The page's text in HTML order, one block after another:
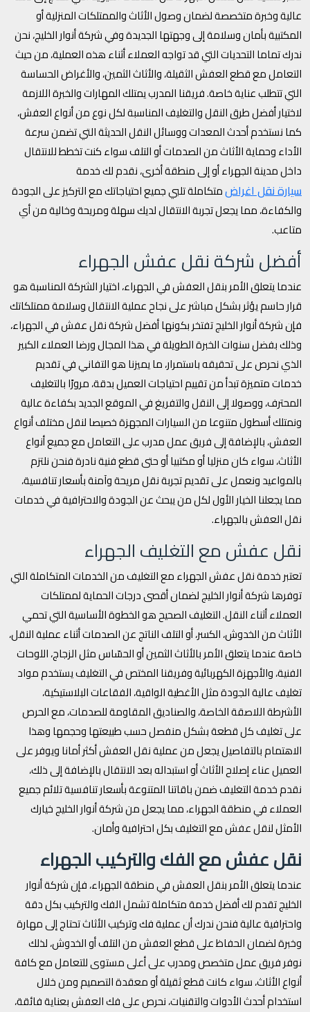
عالية وخبرة متخصصة لضمان وصول الأثاث والممتلكات المنزلية أو
المكتبية بأمان وسلامة إلى وجهتها الجديدة وفي شركة أنوار الخليج، نحن
ندرك تماما التحديات التي قد تواجه العملاء أثناء هذه العملية، من حيث
التعامل مع قطع العفش الثقيلة، والأثاث الثمين، والأغراض الحساسة
التي تتطلب عناية خاصة. فريقنا المدرب يمتلك المهارات والخبرة اللازمة
لاختيار أفضل طرق النقل والتغليف المناسبة لكل نوع من أنواع العفش،
كما نستخدم أحدث المعدات ووسائل النقل الحديثة التي تضمن سرعة
الأداء وحماية الأثاث من الصدمات أو التلف سواء كنت تخطط للانتقال
داخل مدينة الجهراء أو إلى منطقة أخرى، نقدم لك خدمة
سيارة نقل اغراضمتكاملة تلبي جميع احتياجاتك مع التركيز على الجودة
والكفاءة، مما يجعل تجربة الانتقال لديك سهلة ومريحة وخالية من أي
متاعب.
أفضل شركة نقل عفش الجهراء
عندما يتعلق الأمر بنقل العفش في الجهراء، اختيار الشركة المناسبة هو
قرار حاسم يؤثر بشكل مباشر على نجاح عملية الانتقال وسلامة ممتلكاتك
فإن شركة أنوار الخليج تفتخر بكونها أفضل شركة نقل عفش في الجهراء،
وذلك بفضل سنوات الخبرة الطويلة في هذا المجال ورضا العملاء الكبير
الذي نحرص على تحقيقه باستمرار، ما يميزنا هو التفاني في تقديم
خدمات متميزة تبدأ من تقييم احتياجات العميل بدقة، مرورًا بالتغليف
المحترف، ووصولا إلى النقل والتفريغ في الموقع الجديد بكفاءة عالية
ونمتلك أسطول متنوعا من السيارات المجهزة خصيصا لنقل مختلف أنواع
العفش، بالإضافة إلى فريق عمل مدرب على التعامل مع جميع أنواع
الأثاث، سواء كان منزليا أو مكتبيا أو حتى قطع فنية نادرة فنحن نلتزم
بالمواعيد ونعمل على تقديم تجربة نقل مريحة وآمنة بأسعار تنافسية،
مما يجعلنا الخيار الأول لكل من يبحث عن الجودة والاحترافية في خدمات
نقل العفش بالجهراء.
نقل عفش مع التغليف الجهراء
تعتبر خدمة نقل عفش الجهراء مع التغليف من الخدمات المتكاملة التي
توفرها شركة أنوار الخليج لضمان أقصى درجات الحماية لممتلكات
العملاء أثناء النقل. التغليف الصحيح هو الخطوة الأساسية التي تحمي
الأثاث من الخدوش، الكسر، أو التلف الناتج عن الصدمات أثناء عملية النقل،
خاصة عندما يتعلق الأمر بالأثاث الثمين أو الحسّاس مثل الزجاج، اللوحات
الفنية، والأجهزة الكهربائية وفريقنا المختص في التغليف يستخدم مواد
تغليف عالية الجودة مثل الأغطية الواقية، الفقاعات البلاستيكية،
الأشرطة اللاصقة الخاصة، والصناديق المقاومة للصدمات، مع الحرص
على تغليف كل قطعة بشكل منفصل حسب طبيعتها وحجمها وهذا
الاهتمام بالتفاصيل يجعل من عملية نقل العفش أكثر أمانا ويوفر على
العميل عناء إصلاح الأثاث أو استبداله بعد الانتقال بالإضافة إلى ذلك،
نقدم خدمة التغليف ضمن باقاتنا المتنوعة بأسعار تنافسية تلائم جميع
العملاء في منطقة الجهراء، مما يجعل من شركة أنوار الخليج خيارك
الأمثل لنقل عفش مع التغليف بكل احترافية وأمان.
نقل عفش مع الفك والتركيب الجهراء
عندما يتعلق الأمر بنقل العفش في منطقة الجهراء، فإن شركة أنوار
الخليج تقدم لك أفضل خدمة متكاملة تشمل الفك والتركيب بكل دقة
واحترافية عالية فنحن ندرك أن عملية فك وتركيب الأثاث تحتاج إلى مهارة
وخبرة لضمان الحفاظ على قطع العفش من التلف أو الخدوش، لذلك
نوفر فريق عمل متخصص ومدرب على أعلى مستوى للتعامل مع كافة
أنواع الأثاث، سواء كانت قطع ثقيلة أو معقدة التصميم ومن خلال
استخدام أحدث الأدوات والتقنيات، نحرص على فك العفش بعناية فائقة،